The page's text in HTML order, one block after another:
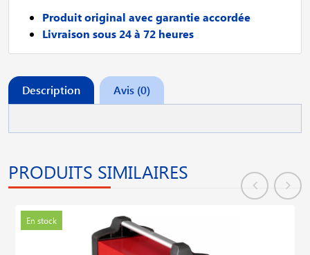
Produit original avec garantie accordée
Livraison sous 24 à 72 heures
Description Avis (0)
PRODUITS SIMILAIRES
En stock